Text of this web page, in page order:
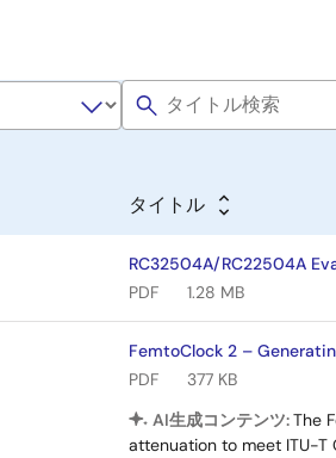
タイトル
RC32504A/RC22504A
PDF
1.28 MB
FemtoClock 2 –
PDF
377 KB
AI生成コンテンツ:The
attenuation to meet ITU-